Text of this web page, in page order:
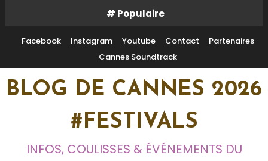
Content
# Populaire
Facebook Instagram Youtube Contact
Partenaires
Cannes Soundtrack
BLOG DE CANNES 2026
#FESTIVALS
INFOS, COULISSES & ÉVÉNEMENTS DU